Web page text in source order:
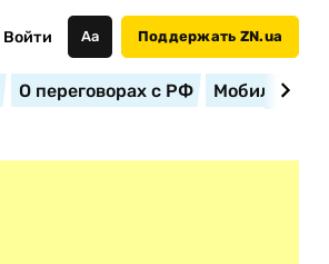
Войти Аа Поддержать ZN.ua
О переговорах с РФ